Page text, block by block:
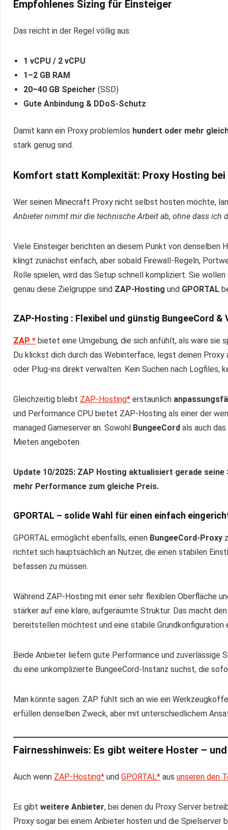
Empfohlenes Sizing für Einsteiger
Das reicht in der Regel völlig aus:
1 vCPU / 2 vCPU
1–2 GB RAM
20–40 GB Speicher (SSD)
Gute Anbindung & DDoS-Schutz
Damit kann ein Proxy problemlos hundert oder mehr
stark genug sind.
Komfort statt Komplexität: Proxy Hosting bei
Wer seinen Minecraft Proxy nicht selbst hosten möchte,
Anbieter nimmt mir die technische Arbeit ab, ohne dass ich
Viele Einsteiger berichten an diesem Punkt von denselben
klingt zunächst einfach, aber sobald Firewall-Regeln,
Rolle spielen, wird das Setup schnell kompliziert. Sie
genau diese Zielgruppe sind ZAP-Hosting und GPORTAL
ZAP-Hosting : Flexibel und günstig BungeeCord
ZAP * bietet eine Umgebung, die sich anfühlt, als wäre
Du klickst dich durch das Webinterface, legst deinen Proxy
oder Plug-ins direkt verwalten. Kein Suchen nach Logfiles,
Gleichzeitig bleibt ZAP-Hosting* erstaunlich
und Performance CPU bietet ZAP-Hosting als einer der
managed Gameserver an. Sowohl BungeeCord als auch
Mieten angeboten.
Update 10/2025: ZAP Hosting aktualisiert gerade
mehr Performance zum gleiche Preis.
GPORTAL – solide Wahl für einen einfach
GPORTAL ermöglicht ebenfalls, einen BungeeCord-Proxy
richtet sich hauptsächlich an Nutzer, die einen stabilen
befassen zu müssen.
Während ZAP-Hosting mit einer sehr flexiblen Oberfläche
stärker auf eine klare, aufgeräumte Struktur. Das macht
bereitstellen möchtest und eine stabile Grundkonfiguration
Beide Anbieter liefern gute Performance und zuverlässige
du eine unkomplizierte BungeeCord-Instanz suchst, die
Man könnte sagen: ZAP fühlt sich an wie ein
erfüllen denselben Zweck, aber mit unterschiedlichem
Fairnesshinweis: Es gibt weitere Hoster –
Auch wenn ZAP-Hosting* und GPORTAL* aus unseren den
Es gibt weitere Anbieter, bei denen du Proxy Server
Proxy sogar bei einem Anbieter hosten und die